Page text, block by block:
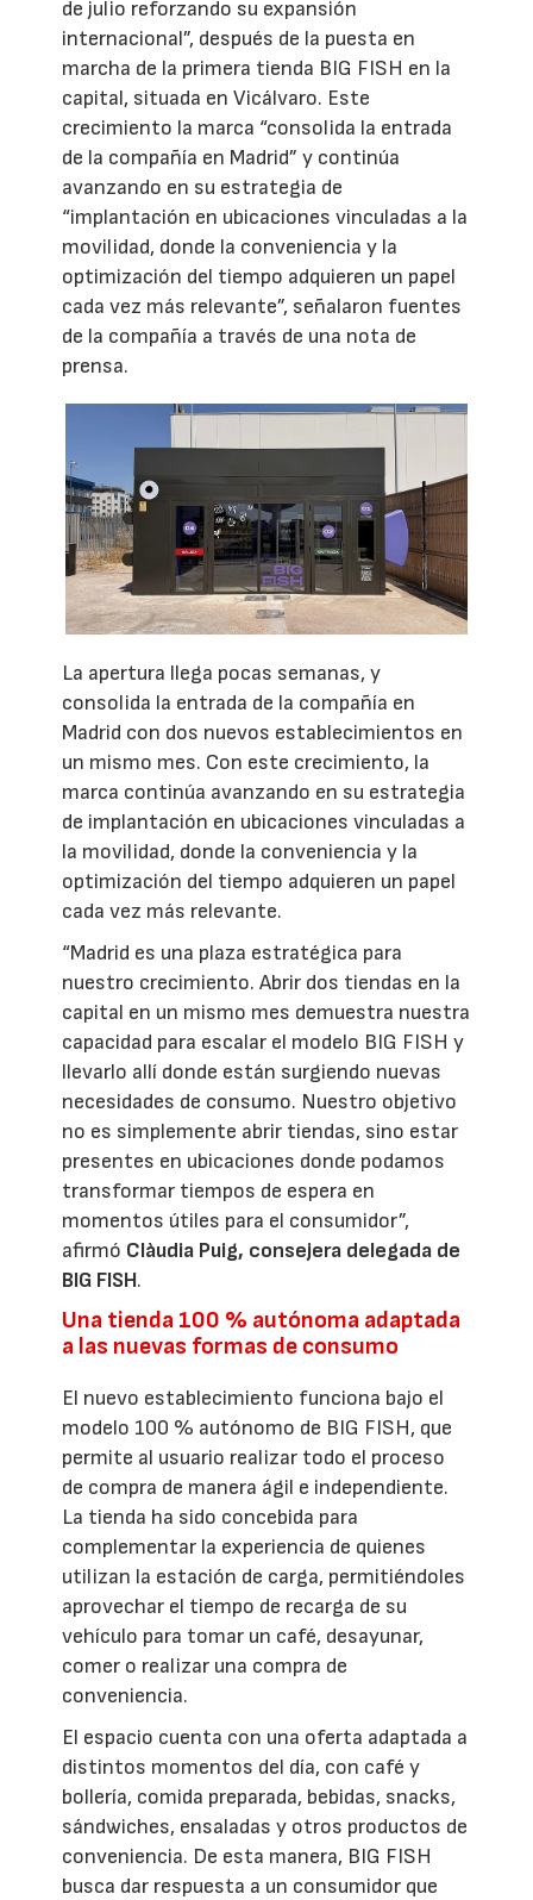
de julio reforzando su expansión
internacional”, después de la puesta en
marcha de la primera tienda BIG FISH en la
capital, situada en Vicálvaro. Este
crecimiento la marca “consolida la entrada
de la compañía en Madrid” y continúa
avanzando en su estrategia de
“implantación en ubicaciones vinculadas a la
movilidad, donde la conveniencia y la
optimización del tiempo adquieren un papel
cada vez más relevante”, señalaron fuentes
de la compañía a través de una nota de
prensa.
La apertura llega pocas semanas, y
consolida la entrada de la compañía en
Madrid con dos nuevos establecimientos en
un mismo mes. Con este crecimiento, la
marca continúa avanzando en su estrategia
de implantación en ubicaciones vinculadas a
la movilidad, donde la conveniencia y la
optimización del tiempo adquieren un papel
cada vez más relevante.
“Madrid es una plaza estratégica para
nuestro crecimiento. Abrir dos tiendas en la
capital en un mismo mes demuestra nuestra
capacidad para escalar el modelo BIG FISH y
llevarlo allí donde están surgiendo nuevas
necesidades de consumo. Nuestro objetivo
no es simplemente abrir tiendas, sino estar
presentes en ubicaciones donde podamos
transformar tiempos de espera en
momentos útiles para el consumidor”,
afirmó Clàudia Puig, consejera delegada de
BIG FISH.
Una tienda 100 % autónoma adaptada
a las nuevas formas de consumo
El nuevo establecimiento funciona bajo el
modelo 100 % autónomo de BIG FISH, que
permite al usuario realizar todo el proceso
de compra de manera ágil e independiente.
La tienda ha sido concebida para
complementar la experiencia de quienes
utilizan la estación de carga, permitiéndoles
aprovechar el tiempo de recarga de su
vehículo para tomar un café, desayunar,
comer o realizar una compra de
conveniencia.
El espacio cuenta con una oferta adaptada a
distintos momentos del día, con café y
bollería, comida preparada, bebidas, snacks,
sándwiches, ensaladas y otros productos de
conveniencia. De esta manera, BIG FISH
busca dar respuesta a un consumidor que